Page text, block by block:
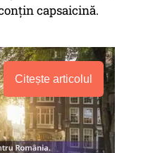
capsaicină.
Citește articolul